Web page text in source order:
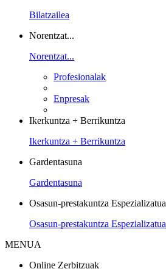
Bilatzailea
Norentzat...
Norentzat...
Profesionalak
Enpresak
Ikerkuntza + Berrikuntza
Ikerkuntza + Berrikuntza
Gardentasuna
Gardentasuna
Osasun-prestakuntza Espezializatua
Osasun-prestakuntza Espezializatua
MENUA
Online Zerbitzuak